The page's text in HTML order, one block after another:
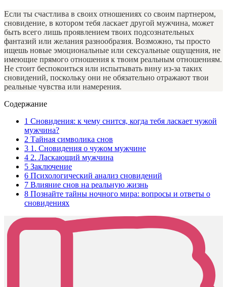
Если ты счастлива в своих отношениях со своим партнером,
сновидение, в котором тебя ласкает другой мужчина, может
быть всего лишь проявлением твоих подсознательных
фантазий или желания разнообразия. Возможно, ты просто
ищешь новые эмоциональные или сексуальные ощущения, не
имеющие прямого отношения к твоим реальным отношениям.
Не стоит беспокоиться или испытывать вину из-за таких
сновидений, поскольку они не обязательно отражают твои
реальные чувства или намерения.
Содержание
1 Сновидения: к чему снится, когда тебя ласкает чужой
мужчина?
2 Тайная символика снов
3 1. Сновидения о чужом мужчине
4 2. Ласкающий мужчина
5 Заключение
6 Психологический анализ сновидений
7 Влияние снов на реальную жизнь
8 Познайте тайны ночного мира: вопросы и ответы о
сновидениях